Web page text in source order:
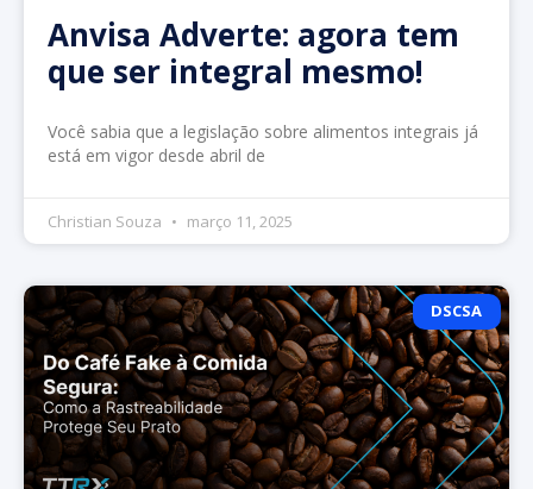
Anvisa Adverte: agora tem
que ser integral mesmo!
Você sabia que a legislação sobre alimentos integrais já
está em vigor desde abril de
Christian Souza março 11, 2025
DSCSA